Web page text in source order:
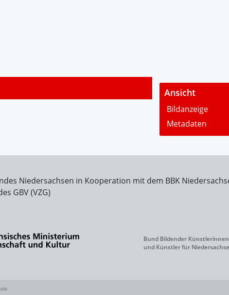
- Ansicht
Bildanzeige
Metadaten
Niedersachsen in Kooperation mit dem BBK
GBV (VZG)
Bund Bildender Künstlerinnen
und Künstler für